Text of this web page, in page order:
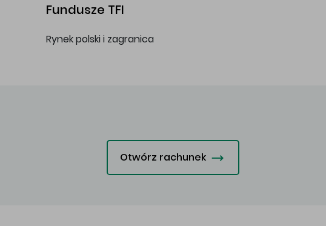
Fundusze TFI
Rynek polski i zagranica
Otwórz rachunek